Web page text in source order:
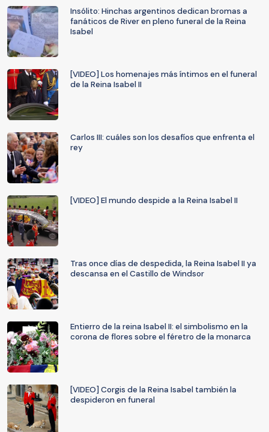
Insólito: Hinchas argentinos dedican bromas a
fanáticos de River en pleno funeral de la Reina
Isabel
[VIDEO] Los homenajes más íntimos en el funeral
de la Reina Isabel II
Carlos III: cuáles son los desafíos que enfrenta el
rey
[VIDEO] El mundo despide a la Reina Isabel II
Tras once días de despedida, la Reina Isabel II ya
descansa en el Castillo de Windsor
Entierro de la reina Isabel II: el simbolismo en la
corona de flores sobre el féretro de la monarca
[VIDEO] Corgis de la Reina Isabel también la
despideron en funeral